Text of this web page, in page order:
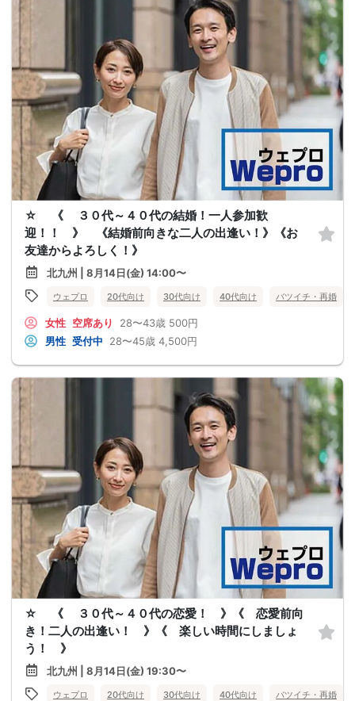
☆ 《 ３０代～４０代の結婚！一人参加歓
迎！！ 》 《結婚前向きな二人の出逢い！》《お
友達からよろしく！》
北九州 | 8月14日(金) 14:00〜
ウェプロ 20代向け 30代向け 40代向け バツイチ・再婚
女性 空席あり 28〜43歳 500円
男性 受付中 28〜45歳 4,500円
☆ 《 ３０代～４０代の恋愛！ 》《 恋愛前向
き！二人の出逢い！ 》《 楽しい時間にしましょ
う！ 》
北九州 | 8月14日(金) 19:30〜
ウェプロ 20代向け 30代向け 40代向け バツイチ・再婚